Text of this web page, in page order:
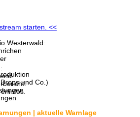
starten. <<
Westerwald:
und Co.)
| aktuelle Warnlage